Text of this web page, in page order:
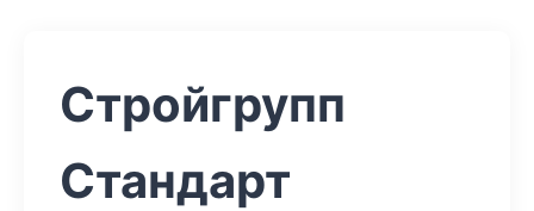
Стройгрупп
Стандарт